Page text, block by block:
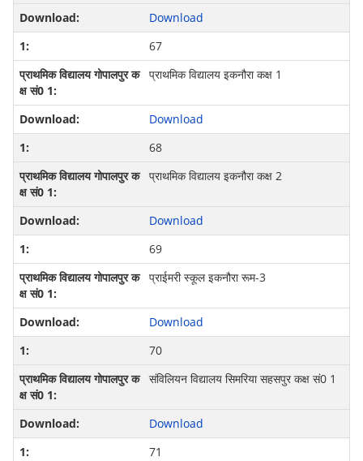
Download
67
प्राथमिक विद्यालय इकनौरा कक्ष 1
Download
68
प्राथमिक विद्यालय इकनौरा कक्ष 2
Download
69
प्राईमरी स्कूल इकनौरा रूम-3
Download
70
संविलियन विद्यालय सिमरिया सहसपुर कक्ष सं0 1
Download
71